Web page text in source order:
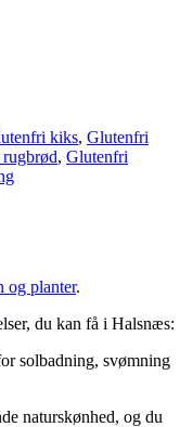
kiks, Glutenfri
, Glutenfri
og planter.
du kan få i Halsnæs:
solbadning, svømning
naturskønhed, og du